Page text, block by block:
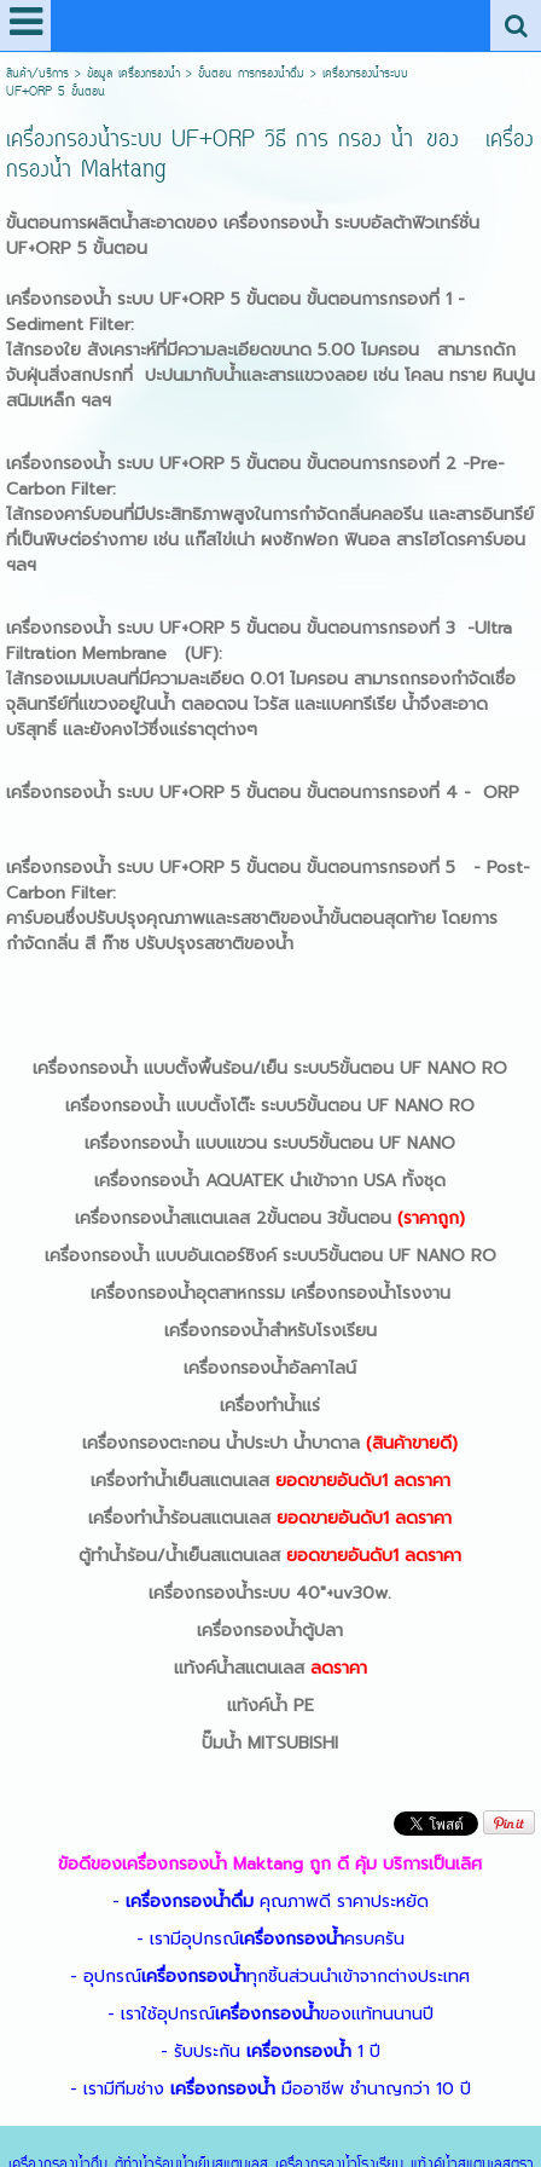
สินค้า/บริการ> ข้อมูล เครื่องกรองน้ำ> ขั้นตอน การกรองน้ำดื่ม > เครื่องกรองน้ำระบบ
UF+ORP 5 ขั้นตอน
เครื่องกรองน้ำระบบ UF+ORP วิธี การ กรอง น้ำ ของ เครื่อง
กรองน้ำ Maktang
ขั้นตอนการผลิตน้ำสะอาดของ เครื่องกรองน้ำ ระบบอัลต้าฟิวเทร์ชั่น
UF+ORP5 ขั้นตอน
เครื่องกรองน้ำ ระบบ UF+ORP 5ขั้นตอน ขั้นตอนการกรองที่1 -
Sediment Filter:
ไส้กรองใย สังเคราะห์ที่มีความละเอียดขนาด 5.00 ไมครอน สามารถดัก
จับฝุ่นสิ่งสกปรกที่ ปะปนมากับน้ำและสารแขวงลอย เช่น โคลน ทราย หินปูน
สนิมเหล็ก ฯลฯ
เครื่องกรองน้ำ ระบบ UF+ORP 5ขั้นตอน ขั้นตอนการกรองที่2 -Pre-
Carbon Filter:
ไส้กรองคาร์บอนที่มีประสิทธิภาพสูงในการกำจัดกลิ่นคลอรีน และสารอินทรีย์
ที่เป็นพิษต่อร่างกาย เช่น แก๊สไข่เน่า ผงซักฟอก ฟินอล สารไฮโดรคาร์บอน
ฯลฯ
เครื่องกรองน้ำ ระบบ UF+ORP 5ขั้นตอน ขั้นตอนการกรองที่3 -Ultra
Filtration Membrane (UF):
ไส้กรองเมมเบลนที่มีความละเอียด 0.01 ไมครอน สามารถกรองกำจัดเชื่อ
จุลินทรีย์ที่แขวงอยู่ในน้ำ ตลอดจน ไวรัส และแบคทรีเรีย น้ำจึงสะอาด
บริสุทธิ์ และยังคงไว้ซึ่งแร่ธาตุต่างๆ
เครื่องกรองน้ำ ระบบ UF+ORP 5ขั้นตอน ขั้นตอนการกรองที่4 - ORP
เครื่องกรองน้ำ ระบบ UF+ORP 5ขั้นตอน ขั้นตอนการกรองที่5 - Post-
Carbon Filter:
คาร์บอนซึ่งปรับปรุงคุณภาพและรสชาติของน้ำขั้นตอนสุดท้าย โดยการ
กำจัดกลิ่น สี ก๊าซ ปรับปรุงรสชาติของน้ำ
เครื่องกรองน้ำ แบบตั้งพื้นร้อน/เย็น ระบบ5ขั้นตอน UF NANO RO
เครื่องกรองน้ำ แบบตั้งโต๊ะ ระบบ5ขั้นตอน UF NANO RO
เครื่องกรองน้ำ แบบแขวน ระบบ5ขั้นตอน UF NANO
เครื่องกรองน้ำ AQUATEK นำเข้าจาก USA ทั้งชุด
เครื่องกรองน้ำสแตนเลส 2ขั้นตอน 3ขั้นตอน(ราคาถูก)
เครื่องกรองน้ำ แบบอันเดอร์ซิงค์ ระบบ5ขั้นตอน UF NANO RO
เครื่องกรองน้ำอุตสาหกรรม เครื่องกรองน้ำโรงงาน
เครื่องกรองน้ำสำหรับโรงเรียน
เครื่องกรองน้ำอัลคาไลน์
เครื่องทำน้ำแร่
เครื่องกรองตะกอน น้ำประปา น้ำบาดาล(สินค้าขายดี)
เครื่องทำน้ำเย็นสแตนเลสยอดขายอันดับ1 ลดราคา
เครื่องทำน้ำร้อนสแตนเลสยอดขายอันดับ1 ลดราคา
ตู้ทำน้ำร้อน/น้ำเย็นสแตนเลสยอดขายอันดับ1 ลดราคา
เครื่องกรองน้ำระบบ 40"+uv30w.
เครื่องกรองน้ำตู้ปลา
แท้งค์น้ำสแตนเลสลดราคา
แท้งค์น้ำ PE
ปั๊มน้ำ MITSUBISHI
ขัอดีของเครื่องกรองน้ำ Maktang ถูก ดี คุ้ม บริการเป็นเลิศ
- เครื่องกรองน้ำดื่มคุณภาพดี ราคาประหยัด
- เรามีอุปกรณ์เครื่องกรองน้ำครบครัน
- อุปกรณ์เครื่องกรองน้ำทุกชิ้นส่วนนำเข้าจากต่างประเทศ
- เราใช้อุปกรณ์เครื่องกรองน้ำของแท้ทนนานปี
- รับประกัน เครื่องกรองน้ำ1 ปี
- เรามีทีมช่าง เครื่องกรองน้ำมืออาชีพ ชำนาญกว่า 10 ปี